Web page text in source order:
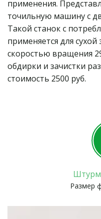
применения.
точильную машину с
Такой станок с
применяется для
скоростью вращения
обдирки и зачистки
стоимость 2500 руб.
Штурм
Размер